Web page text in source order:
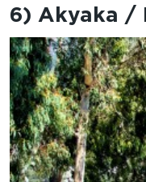
6) Akyaka /